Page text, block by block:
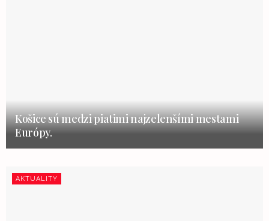
Košice sú medzi piatimi najzelenšími mestami
Európy.
AKTUALITY